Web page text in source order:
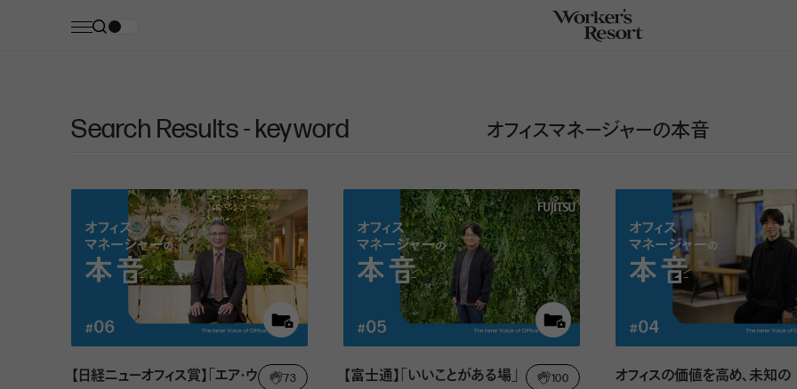
Search Results - keyword オフィスマネージャーの本音
【日経ニューオフィス賞】「エア・ウ
73
【富士通】「いいことがある場」
100
オフィスの価値を高め、未知の